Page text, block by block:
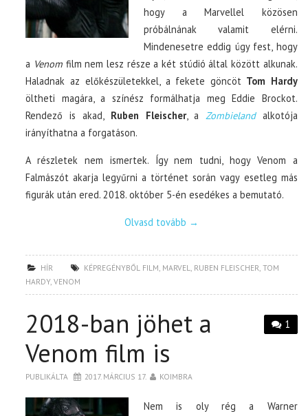
hogy a Marvellel közösen
próbálnának valamit elérni.
Mindenesetre eddig úgy fest, hogy
a Venom film nem lesz része a két stúdió által között alkunak.
Haladnak az előkészületekkel, a fekete göncöt Tom Hardy
öltheti magára, a színész formálhatja meg Eddie Brockot.
Rendező is akad,Ruben Fleischer, a Zombielandalkotója
irányíthatna a forgatáson.
A részletek nem ismertek. Így nem tudni, hogy Venom a
Falmászót akarja legyűrni a történet során vagy esetleg más
figurák után ered. 2018. október 5-én esedékes a bemutató.
Olvasd tovább →
HÍR KÉPREGÉNYBŐL FILM, MARVEL, RUBEN FLEISCHER,TOM
HARDY,VENOM
1
2018-ban jöhet a
Venom film is
PUBLIKÁLTA 2017. MÁRCIUS 17. KOIMBRA
Nem is oly rég a Warner